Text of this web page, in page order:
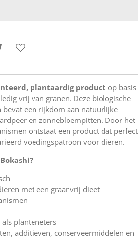
plantaardig product op basis
vrij van granen. Deze biologische
bevat een rijkdom aan natuurlijke
en zonnebloempitten. Door het
ontstaat een product dat perfect
voedingspatroon voor dieren.
met een graanvrij dieet
planteneters
additieven, conserveermiddelen en